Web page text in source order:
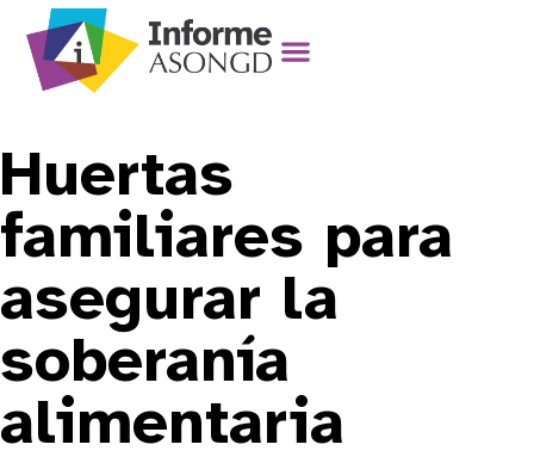
Huertas
familiares para
asegurar la
soberanía
alimentaria